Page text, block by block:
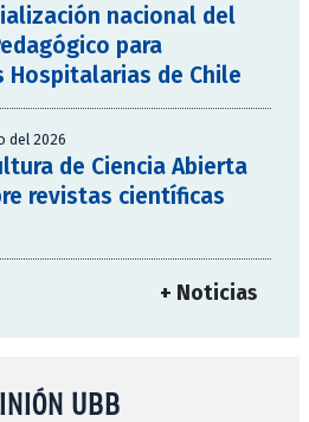
nacional del
para
Hospitalarias de Chile
del 2026
de Ciencia Abierta
revistas científicas
+ Noticias
UBB